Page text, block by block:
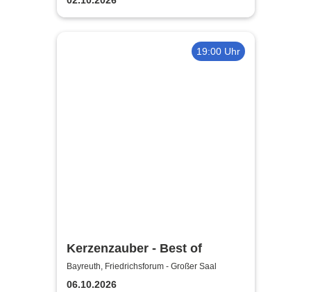
19:00 Uhr
Kerzenzauber - Best of
Bayreuth, Friedrichsforum - Großer Saal
06.10.2026